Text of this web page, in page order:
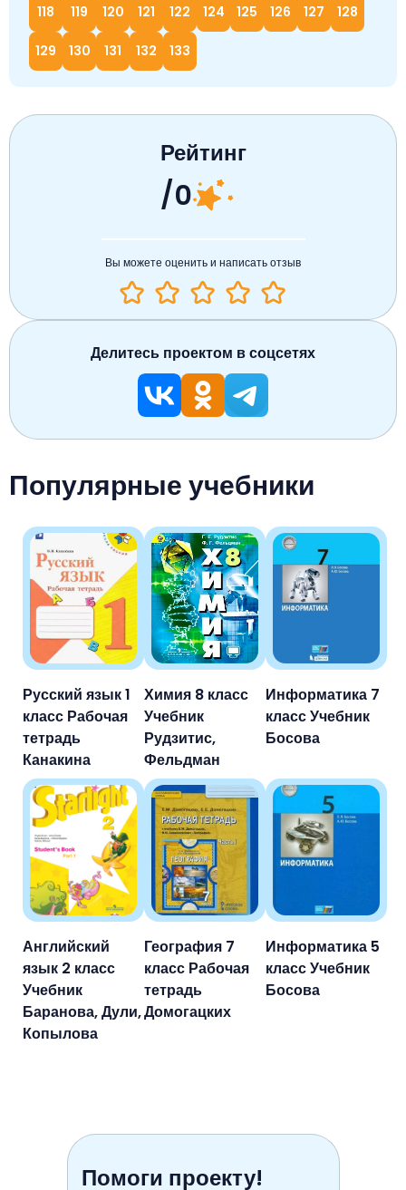
118 119 120 121 122 124 125 126 127 128
129 130 131 132 133
Популярные учебники
Русский язык 1
класс Рабочая
тетрадь
Канакина
Химия 8 класс
Учебник
Рудзитис,
Фельдман
Информатика 7
класс Учебник
Босова
Английский
язык 2 класс
Учебник
Баранова, Дули,
Копылова
География 7
класс Рабочая
тетрадь
Домогацких
Информатика 5
класс Учебник
Босова
Рейтинг
/0
Вы можете оценить и написать отзыв
Делитесь проектом в соцсетях
Помоги проекту!